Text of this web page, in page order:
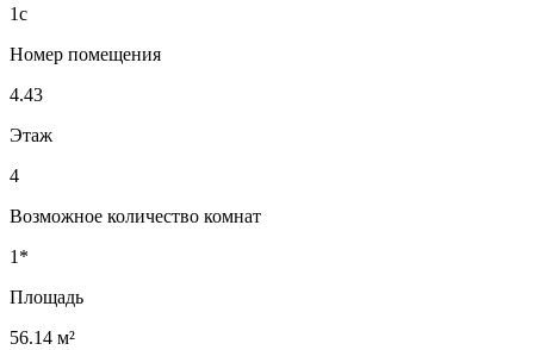
1с
Номер помещения
4.43
Этаж
4
Возможное количество комнат
1*
Площадь
56.14 м²